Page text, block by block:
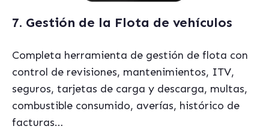
7. Gestión de la Flota de vehículos
Completa herramienta de gestión de flota con
control de revisiones, mantenimientos, ITV,
seguros, tarjetas de carga y descarga, multas,
combustible consumido, averías, histórico de
facturas…